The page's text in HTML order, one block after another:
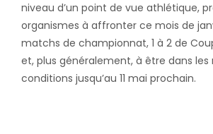
niveau d’un point de vue athlétique,
organismes à affronter ce mois de
matchs de championnat, 1 à 2 de
et, plus généralement, à être dans les
conditions jusqu’au 11 mai prochain.